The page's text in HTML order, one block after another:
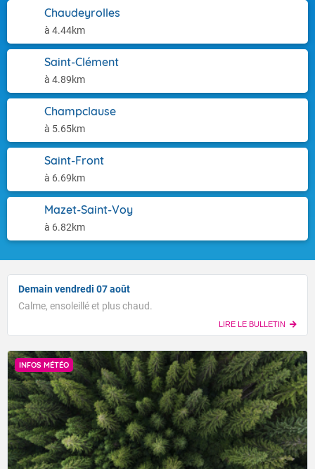
Chaudeyrolles
à 4.44km
Saint-Clément
à 4.89km
Champclause
à 5.65km
Saint-Front
à 6.69km
Mazet-Saint-Voy
à 6.82km
Demain vendredi 07 août
Calme, ensoleillé et plus chaud.
LIRE LE BULLETIN
INFOS MÉTÉO